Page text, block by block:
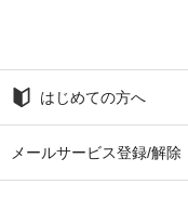
はじめての方へ
メールサービス登録/解除